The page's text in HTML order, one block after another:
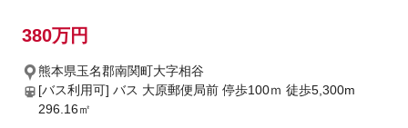
380万円
熊本県玉名郡南関町大字相谷
[バス利用可] バス 大原郵便局前 停歩100ｍ 徒歩5,300m
296.16㎡